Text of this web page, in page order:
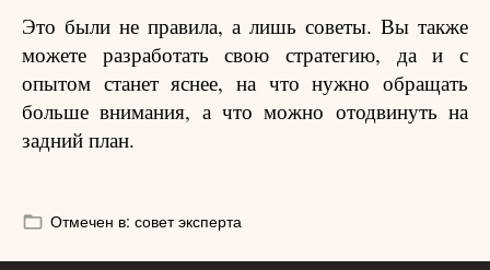
Это были не правила, а лишь советы. Вы также
можете разработать свою стратегию, да и с
опытом станет яснее, на что нужно обращать
больше внимания, а что можно отодвинуть на
задний план.
Отмечен в: совет эксперта